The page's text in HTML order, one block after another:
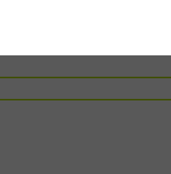
neliön talot etusijalla. Vanhat
Parhaiten sopisi tekniikaltaan